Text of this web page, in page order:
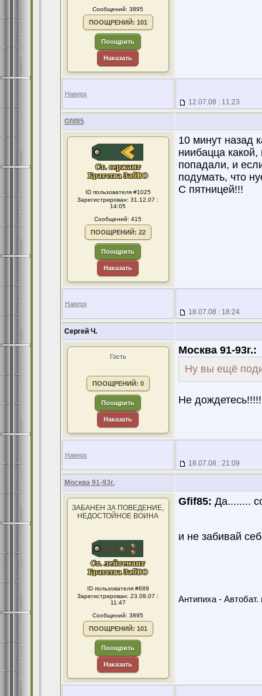
Сообщений: 3895
ПООЩРЕНИЙ: 101
Поощрить
Наказать
Наверх
12.07.08 : 11:23
Gfif85
ID пользователя #1025
Зарегистрирован: 31.12.07 :
14:05
Сообщений: 415
ПООЩРЕНИЙ: 22
Поощрить
Наказать
10 минут назад
ниибацца
попадали, и
подумать, что
С пятницей!!!
Наверх
18.07.08 : 18:24
Сергей Ч.
Гость
ПООЩРЕНИЙ: 0
Поощрить
Наказать
Москва 91-93г.:
Ну вы ещё
Не
Наверх
18.07.08 : 21:09
Москва 91-93г.
ЗАБАНЕН ЗА ПОВЕДЕНИЕ,
НЕДОСТОЙНОЕ ВОИНА
ID пользователя #689
Зарегистрирован: 23.08.07 :
11:47
Сообщений: 3895
ПООЩРЕНИЙ: 101
Поощрить
Наказать
Gfif85: Да........
и не забивай
Антипиха - Автобат.